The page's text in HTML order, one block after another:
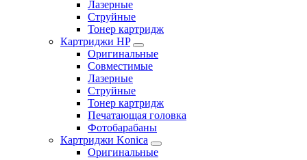
Лазерные
Струйные
Тонер картридж
Картриджи HP
Оригинальные
Совместимые
Лазерные
Струйные
Тонер картридж
Печатающая головка
Фотобарабаны
Картриджи Konica
Оригинальные